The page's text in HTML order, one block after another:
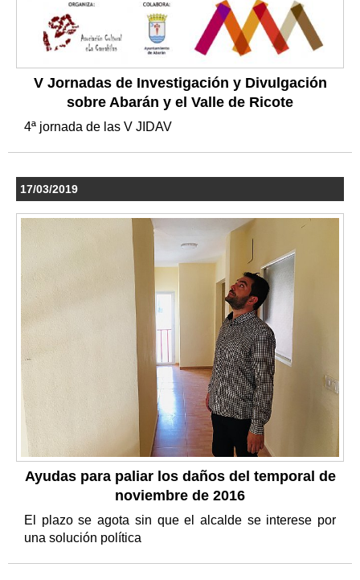
V Jornadas de Investigación y Divulgación
sobre Abarán y el Valle de Ricote
4ª jornada de las V JIDAV
17/03/2019
Ayudas para paliar los daños del temporal de
noviembre de 2016
El plazo se agota sin que el alcalde se interese por
una solución política